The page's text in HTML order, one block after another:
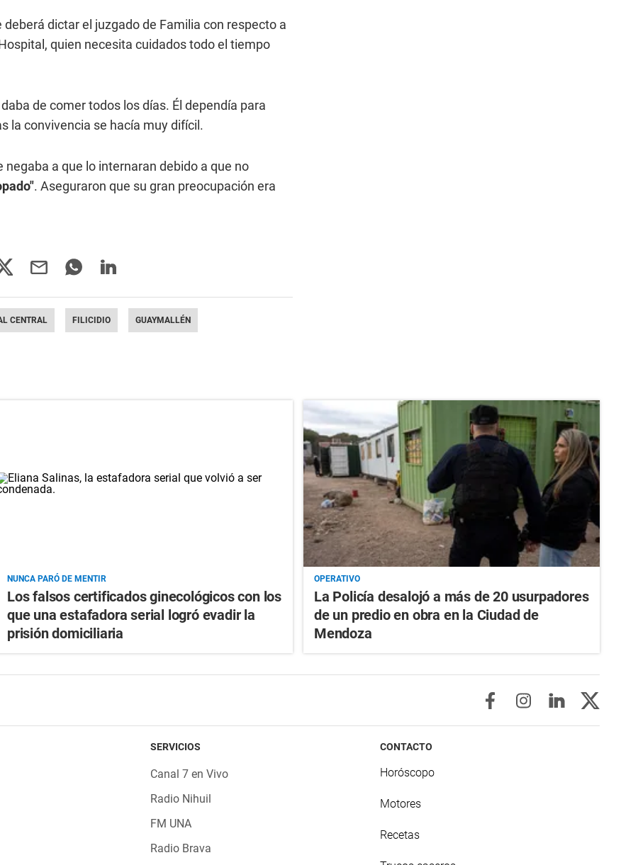
deberá dictar el juzgado de Familia con respecto a
quien necesita cuidados todo el tiempo
de comer todos los días. Él dependía para
la convivencia se hacía muy difícil.
negaba a que lo internaran debido a que no
. Aseguraron que su gran preocupación era
CENTRAL FILICIDIO GUAYMALLÉN
NUNCA PARÓ DE MENTIR
Los falsos certificados ginecológicos con los
que una estafadora serial logró evadir la
prisión domiciliaria
OPERATIVO
La Policía desalojó a más de 20 usurpadores
de un predio en obra en la Ciudad de
Mendoza
SERVICIOS
Canal 7 en Vivo
Radio Nihuil
FM UNA
Radio Brava
CONTACTO
Horóscopo
Motores
Recetas